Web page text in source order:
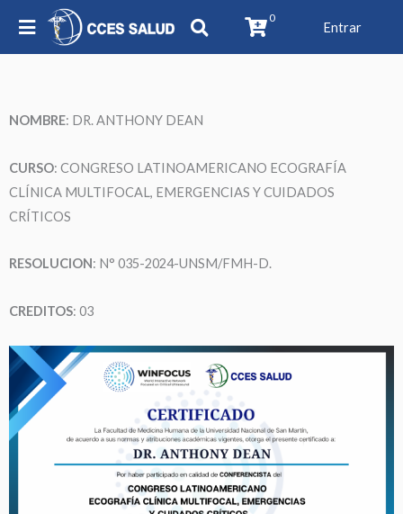
0
Entrar
NOMBRE: DR. ANTHONY DEAN
CURSO: CONGRESO LATINOAMERICANO ECOGRAFÍA
CLÍNICA MULTIFOCAL, EMERGENCIAS Y CUIDADOS
CRÍTICOS
RESOLUCION: N° 035-2024-UNSM/FMH-D.
CREDITOS: 03